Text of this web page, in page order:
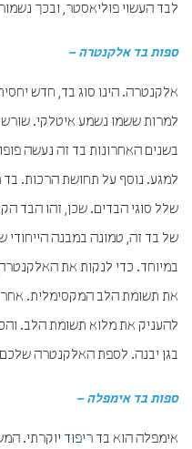
לבד העשוי פוליאסטר, ובכך
ספות בד אלקנטרה –
למרות ששמו נשמע איטלקי.
בשנים האחרונות בד זה נעשה
למגע. נוסף על תחושת הרכות. בד
שלל סוגי הבדים. שכן, זהו הבד
של בד זה, טמונה במבנה הייחודי
במיוחד. כדי לנקות את
את תשומת הלב המקסימלית.
להעניק את מלוא תשומת הלב.
בגן יבנה. לספת האלקנטרה
ספות בד אימפלה –
אימפלה הוא בד ריפוד יוקרתי.